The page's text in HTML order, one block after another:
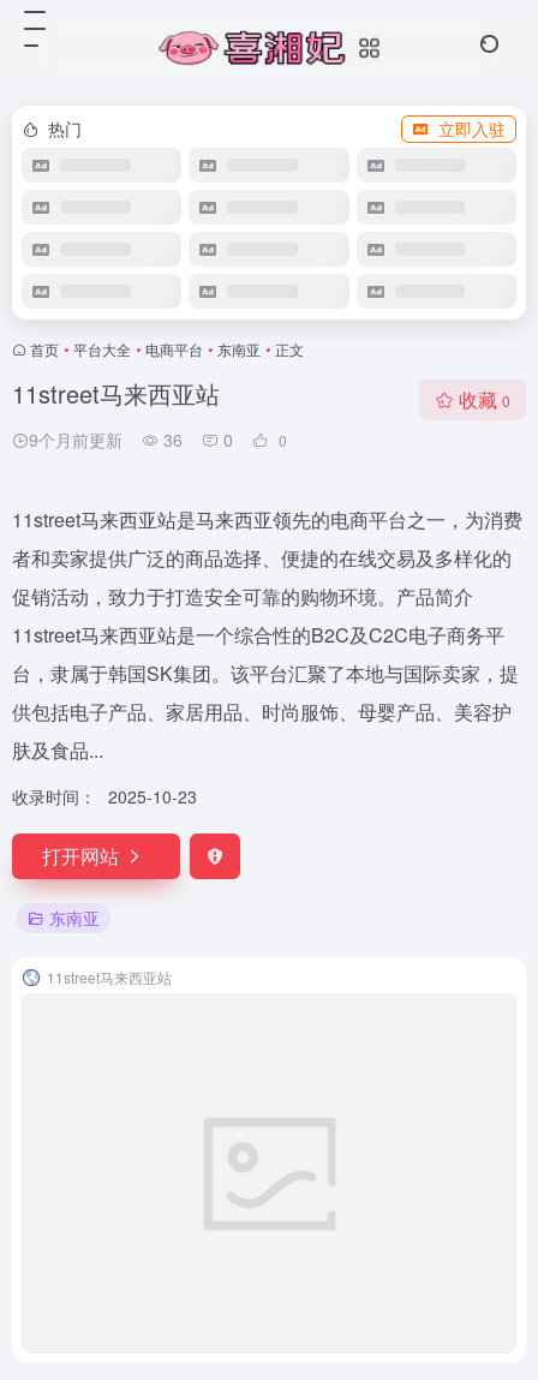
热门 立即入驻
首页 • 平台大全 • 电商平台 • 东南亚 • 正文
11street马来西亚站
9个月前更新 36 0 0
收藏 0
11street马来西亚站是马来西亚领先的电商平台之一，为消费
者和卖家提供广泛的商品选择、便捷的在线交易及多样化的
促销活动，致力于打造安全可靠的购物环境。产品简介
11street马来西亚站是一个综合性的B2C及C2C电子商务平
台，隶属于韩国SK集团。该平台汇聚了本地与国际卖家，提
供包括电子产品、家居用品、时尚服饰、母婴产品、美容护
肤及食品...
收录时间： 2025-10-23
打开网站
东南亚
11street马来西亚站